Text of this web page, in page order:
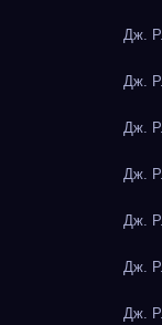
Дж.
Дж.
Дж.
Дж.
Дж.
Дж.
Дж.